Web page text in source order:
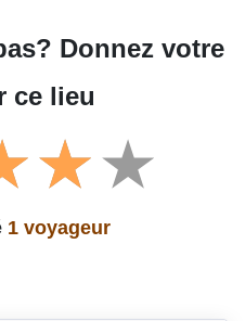
Donnez votre
ce lieu
1 voyageur